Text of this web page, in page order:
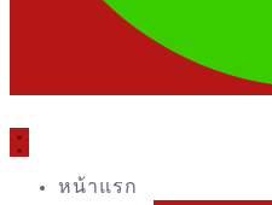
หน้าแรก